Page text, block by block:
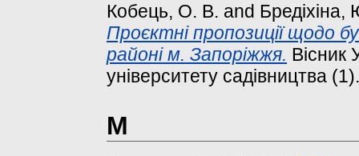
Кобець, О. В. and
Проєктні пропозиції щодо
районі м. Запоріжжя. Вісник
університету садівництва
М